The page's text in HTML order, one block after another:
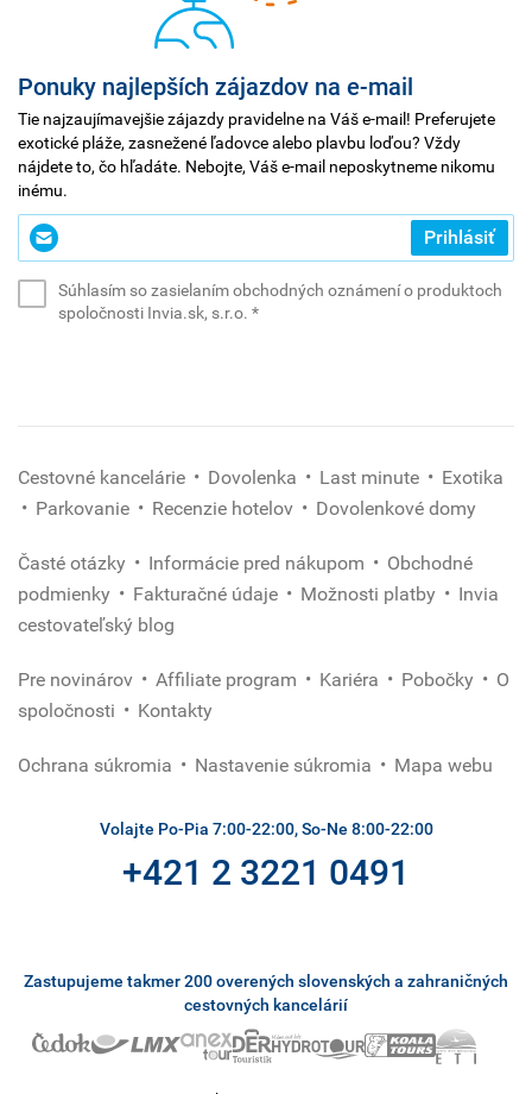
Ponuky najlepších zájazdov na e-mail
Tie najzaujímavejšie zájazdy pravidelne na Váš e-mail! Preferujete
exotické pláže, zasnežené ľadovce alebo plavbu loďou? Vždy
nájdete to, čo hľadáte. Nebojte, Váš e-mail neposkytneme nikomu
inému.
Zadajte
svoj
Prihlásiť
Súhlasím so zasielaním obchodných oznámení o produktoch
spoločnosti Invia.sk, s.r.o. *(povinné)
Cestovné kancelárie Dovolenka Last minute
Exotika
Parkovanie
Recenzie hotelov Dovolenkové domy
Časté otázky Informácie pred nákupom
Obchodné
podmienky
Fakturačné údaje Možnosti platby
Invia
cestovateľský blog
Pre novinárov Affiliate program Kariéra Pobočky
O
spoločnosti
Kontakty
Ochrana súkromia Nastavenie súkromia Mapa webu
Volajte Po-Pia 7:00-22:00, So-Ne 8:00-22:00
+421 2 3221 0491
Zastupujeme takmer 200 overených slovenských a zahraničných
cestovných kancelárií